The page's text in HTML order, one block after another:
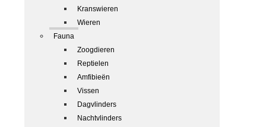
Kranswieren
Wieren
Fauna
Zoogdieren
Reptielen
Amfibieën
Vissen
Dagvlinders
Nachtvlinders